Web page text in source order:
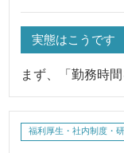
実態はこうです
まず、「勤務時
福利厚生・社内制度・